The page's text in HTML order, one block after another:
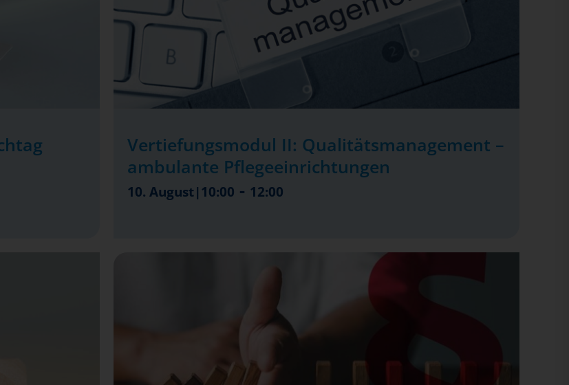
Vertiefungsmodul II: Qualitätsmanagement –
ambulante Pflegeeinrichtungen
10. August|10:00 - 12:00